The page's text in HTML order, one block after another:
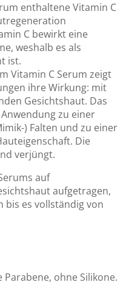
enthaltene Vitamin C
C bewirkt eine
weshalb es als
ist.
Vitamin C Serum zeigt
ihre Wirkung: mit
Gesichtshaut. Das
zu einer
) Falten und zu einer
Die
verjüngt.
auf
aufgetragen,
bis es vollständig von
ohne Silikone.